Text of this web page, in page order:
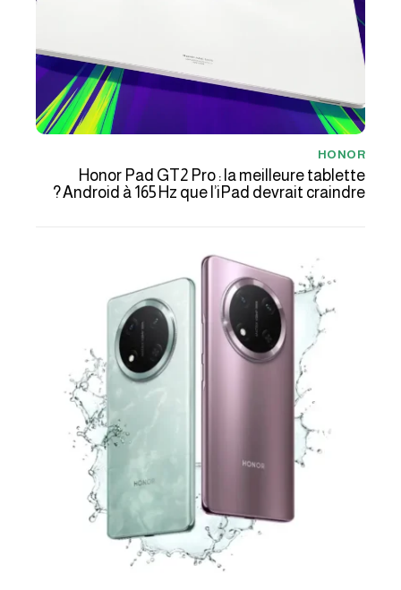
HONOR
Honor Pad GT2 Pro : la meilleure tablette
Android à 165 Hz que l’iPad devrait craindre ?